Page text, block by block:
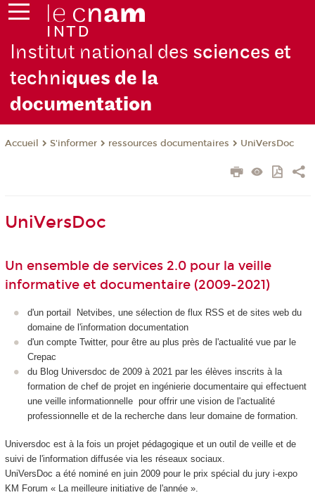
Institut national des sciences et
techniques de la
documentation
Accueil S'informer ressources documentaires UniVersDoc
UniVersDoc
Un ensemble de services 2.0 pour la veille
informative et documentaire (2009-2021)
d'un portail Netvibes, une sélection de flux RSS et de sites web du
domaine de l'information documentation
d'un compte Twitter, pour être au plus près de l'actualité vue par le
Crepac
du Blog Universdoc de 2009 à 2021 par les élèves inscrits à la
formation de chef de projet en ingénierie documentaire qui effectuent
une veille informationnelle pour offrir une vision de l'actualité
professionnelle et de la recherche dans leur domaine de formation.
Universdoc est à la fois un projet pédagogique et un outil de veille et de
suivi de l'information diffusée via les réseaux sociaux.
UniVersDoc a été nominé en juin 2009 pour le prix spécial du jury i-expo
KM Forum « La meilleure initiative de l'année ».